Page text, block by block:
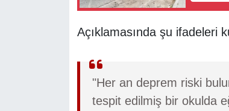
Açıklamasında şu ifadeleri
"Her an deprem riski
tespit edilmiş bir okulda